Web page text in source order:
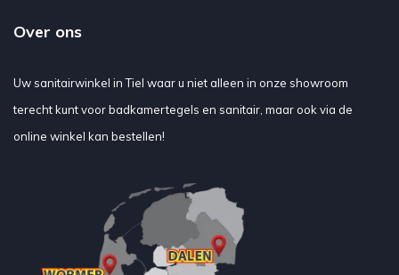
Over ons
Uw sanitairwinkel in Tiel waar u niet alleen in onze showroom
terecht kunt voor badkamertegels en sanitair, maar ook via de
online winkel kan bestellen!